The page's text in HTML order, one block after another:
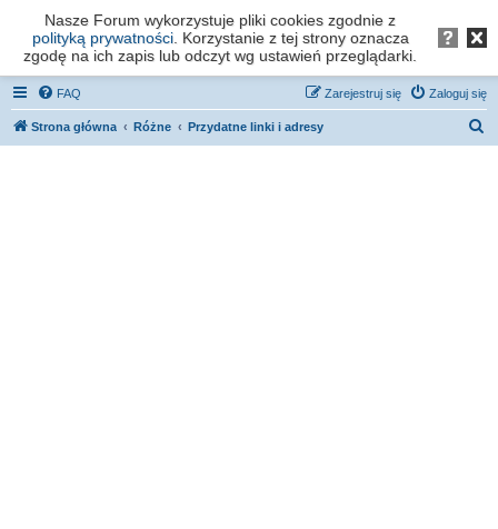
Forum os. Stefana Batorego - Poznań
FAQ Zaloguj się
Zarejestruj się
Strona główna Różne Przydatne linki i adresy
Nasze Forum wykorzystuje pliki cookies zgodnie z
polityką prywatności. Korzystanie z tej strony oznacza
zgodę na ich zapis lub odczyt wg ustawień przeglądarki.